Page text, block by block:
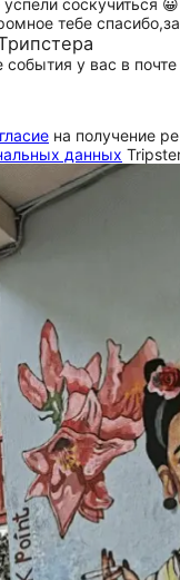
соскучиться
тебе
у вас в почте
на получение
данных